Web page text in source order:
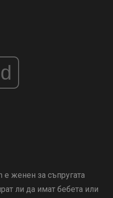
е женен за съпругата
ли да имат бебета или